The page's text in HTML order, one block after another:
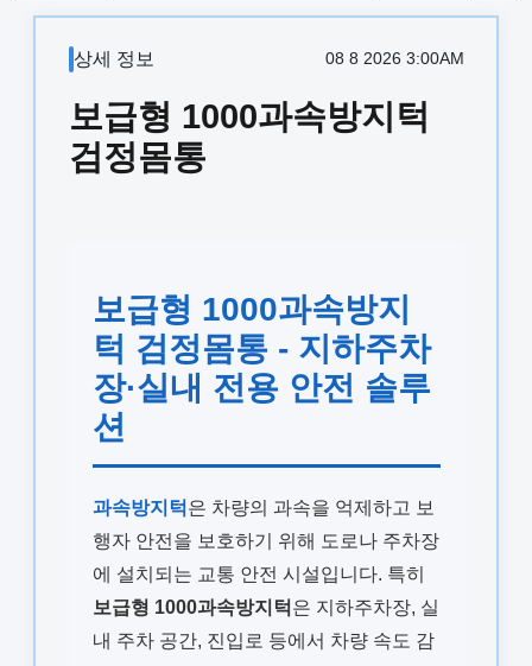
상세 정보 08 8 2026 3:00AM
보급형 1000과속방지턱
검정몸통
보급형 1000과속방지
턱 검정몸통 - 지하주차
장·실내 전용 안전 솔루
션
과속방지턱 은 차량의 과속을 억제하고 보
행자 안전을 보호하기 위해 도로나 주차장
에 설치되는 교통 안전 시설입니다. 특히
보급형 1000과속방지턱 은 지하주차장, 실
내 주차 공간, 진입로 등에서 차량 속도 감